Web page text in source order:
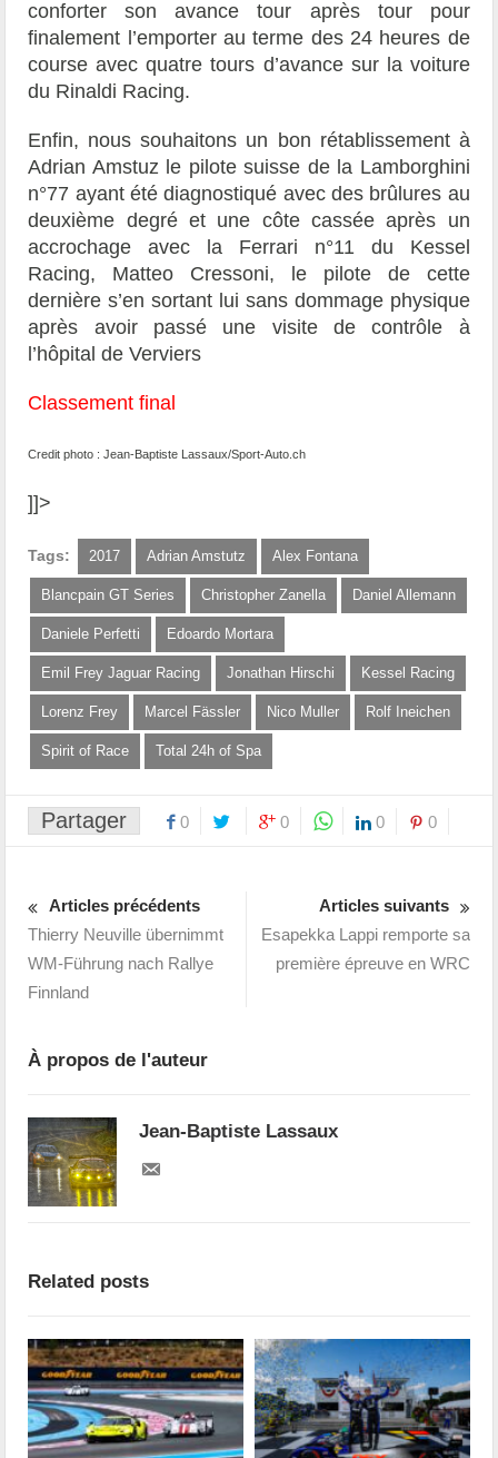
conforter son avance tour après tour pour
finalement l’emporter au terme des 24 heures de
course avec quatre tours d’avance sur la voiture
du Rinaldi Racing.
Enfin, nous souhaitons un bon rétablissement à
Adrian Amstuz le pilote suisse de la Lamborghini
n°77 ayant été diagnostiqué avec des brûlures au
deuxième degré et une côte cassée après un
accrochage avec la Ferrari n°11 du Kessel
Racing, Matteo Cressoni, le pilote de cette
dernière s’en sortant lui sans dommage physique
après avoir passé une visite de contrôle à
l’hôpital de Verviers
Classement final
Credit photo : Jean-Baptiste Lassaux/Sport-Auto.ch
]]>
Tags: 2017 Adrian Amstutz Alex Fontana
Blancpain GT Series Christopher Zanella Daniel Allemann
Daniele Perfetti Edoardo Mortara
Emil Frey Jaguar Racing Jonathan Hirschi Kessel Racing
Lorenz Frey Marcel Fässler Nico Muller Rolf Ineichen
Spirit of Race Total 24h of Spa
Partager 0 0 0 0
Articles précédents
Thierry Neuville übernimmt
WM-Führung nach Rallye
Finnland
Articles suivants
Esapekka Lappi remporte sa
première épreuve en WRC
À propos de l'auteur
Jean-Baptiste Lassaux
Related posts